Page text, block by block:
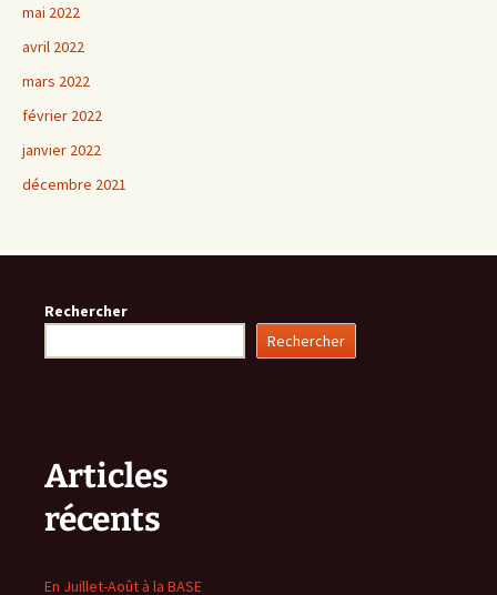
mai 2022
avril 2022
mars 2022
février 2022
janvier 2022
décembre 2021
Rechercher
Rechercher
Articles
récents
En Juillet-Août à la BASE